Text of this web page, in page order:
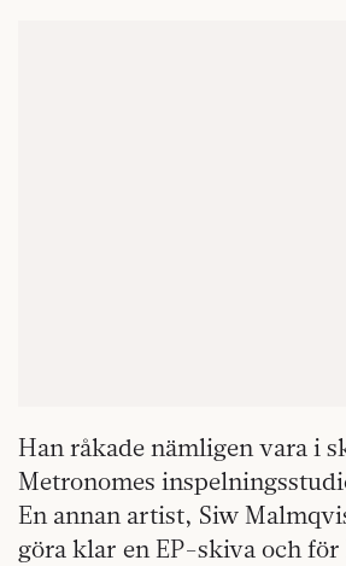
Han råkade nämligen vara i
Metronomes
En annan artist, Siw
göra klar en EP-skiva och